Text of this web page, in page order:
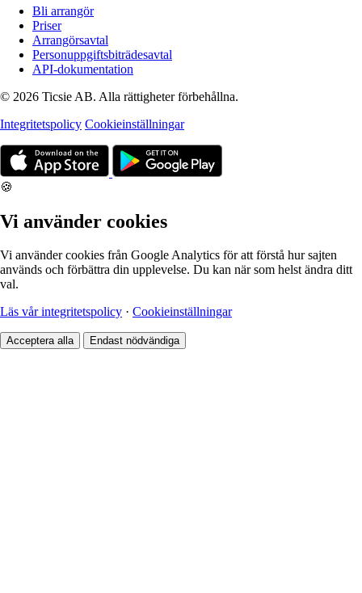
Bli arrangör
Priser
Arrangörsavtal
Personuppgiftsbiträdesavtal
API-dokumentation
© 2026 Ticsie AB. Alla rättigheter förbehållna.
Integritetspolicy Cookieinställningar
🍪
Vi använder cookies
Vi använder cookies från Google Analytics för att förstå hur sajten
används och förbättra din upplevelse. Du kan när som helst ändra ditt
val.
Läs vår integritetspolicy · Cookieinställningar
Acceptera alla Endast nödvändiga